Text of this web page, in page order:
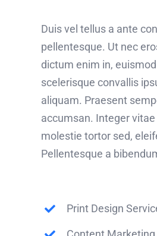
Duis vel tellus a ante
pellentesque. Ut nec
dictum enim in,
scelerisque convallis
aliquam. Praesent
accumsan. Integer
molestie tortor sed,
Pellentesque a
Print Design